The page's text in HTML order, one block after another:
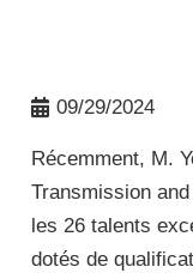
09/29/2024
Récemment, M.
Transmission
les 26 talents
dotés de